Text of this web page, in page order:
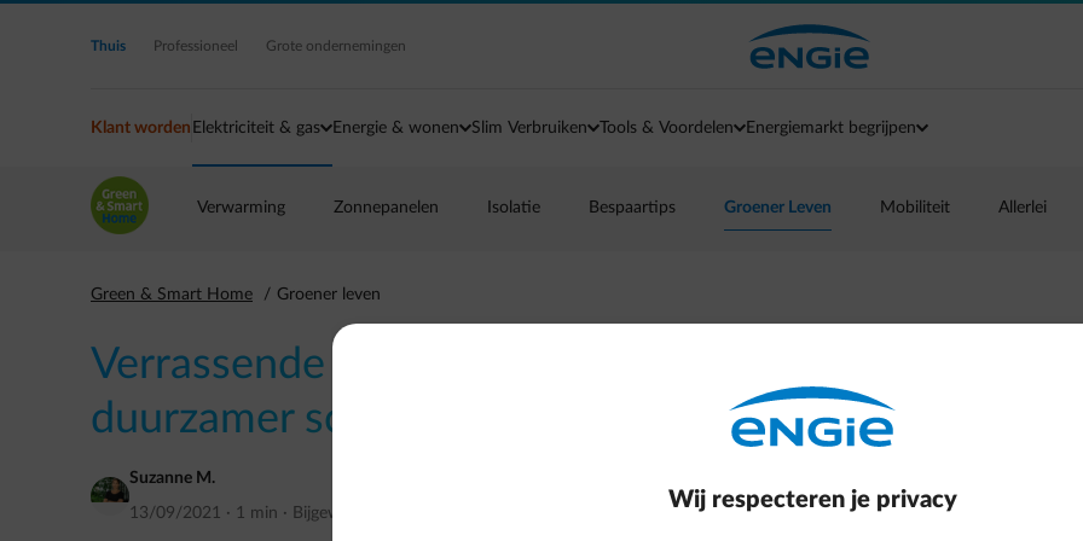
Ga naar de hoofdinhoud
Thuis Professioneel Grote ondernemingen
Klant worden Elektriciteit & gas Energie & wonen Slim Verbruiken Tools & Voordelen Energiemarkt begrijpen
Verwarming Zonnepanelen Isolatie Bespaartips Groener Leven Mobiliteit Allerlei
Green & Smart Home Groener leven
Verrassende ideeën voor een groener en
duurzamer schooljaar
Suzanne M.
13/09/2021 · 1 min · Bijgewerkt op
Wij respecteren je privacy